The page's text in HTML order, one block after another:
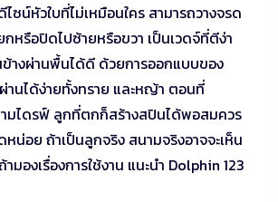
ซน์หัวใบที่ไม่เหมือนใคร สามารถวางจรด
หรือปิดไปซ้ายหรือขวา เป็นเวดจ์ที่ตีง่า
างผ่านพื้นได้ดี ด้วยการออกแบบของ
านได้ง่ายทั้งทราย และหญ้า ตอนที่
มไดรฟ์ ลูกที่ตกก็สร้างสปินได้พอสมควร
น่อย ถ้าเป็นลูกจริง สนามจริงอาจจะเห็น
มองเรื่องการใช้งาน แนะนำ Dolphin 123